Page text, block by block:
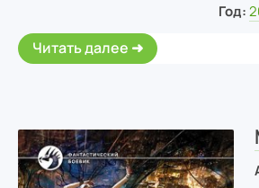
Год:
Читать далее